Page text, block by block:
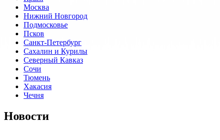
Москва
Нижний Новгород
Подмосковье
Псков
Санкт-Петербург
Сахалин и Курилы
Северный Кавказ
Сочи
Тюмень
Хакасия
Чечня
Новости